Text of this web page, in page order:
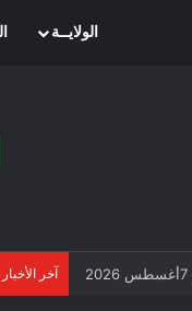
الرئيسيةالولايــة
آخر الأخبار